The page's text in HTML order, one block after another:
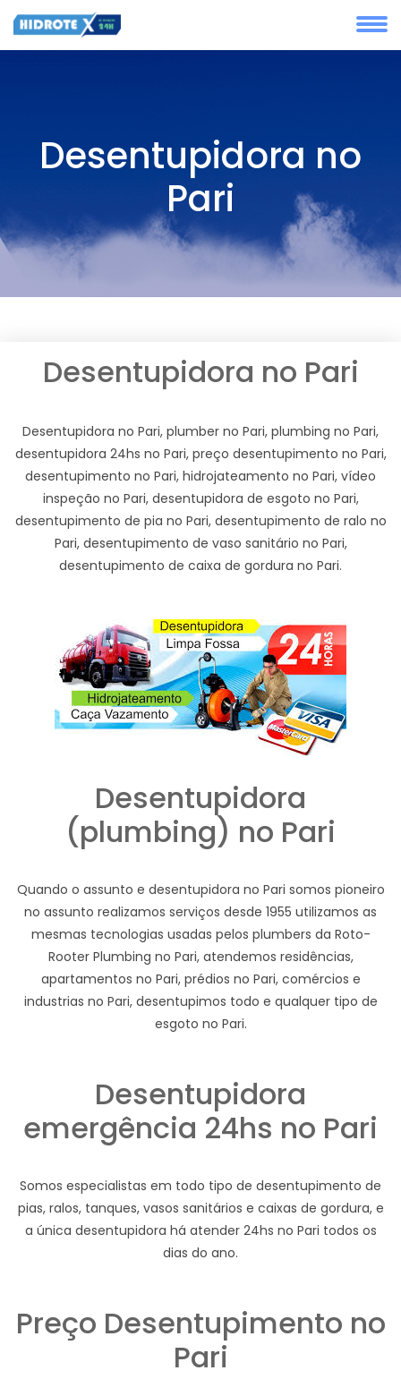
Desentupidora no
Pari
Desentupidora no Pari
Desentupidora no Pari, plumber no Pari, plumbing no Pari,
desentupidora 24hs no Pari, preço desentupimento no Pari,
desentupimento no Pari, hidrojateamento no Pari, vídeo
inspeção no Pari, desentupidora de esgoto no Pari,
desentupimento de pia no Pari, desentupimento de ralo no
Pari, desentupimento de vaso sanitário no Pari,
desentupimento de caixa de gordura no Pari.
Desentupidora
(plumbing) no Pari
Quando o assunto e desentupidora no Pari somos pioneiro
no assunto realizamos serviços desde 1955 utilizamos as
mesmas tecnologias usadas pelos plumbers da Roto-
Rooter Plumbing no Pari, atendemos residências,
apartamentos no Pari, prédios no Pari, comércios e
industrias no Pari, desentupimos todo e qualquer tipo de
esgoto no Pari.
Desentupidora
emergência 24hs no Pari
Somos especialistas em todo tipo de desentupimento de
pias, ralos, tanques, vasos sanitários e caixas de gordura, e
a única desentupidora há atender 24hs no Pari todos os
dias do ano.
Preço Desentupimento no
Pari